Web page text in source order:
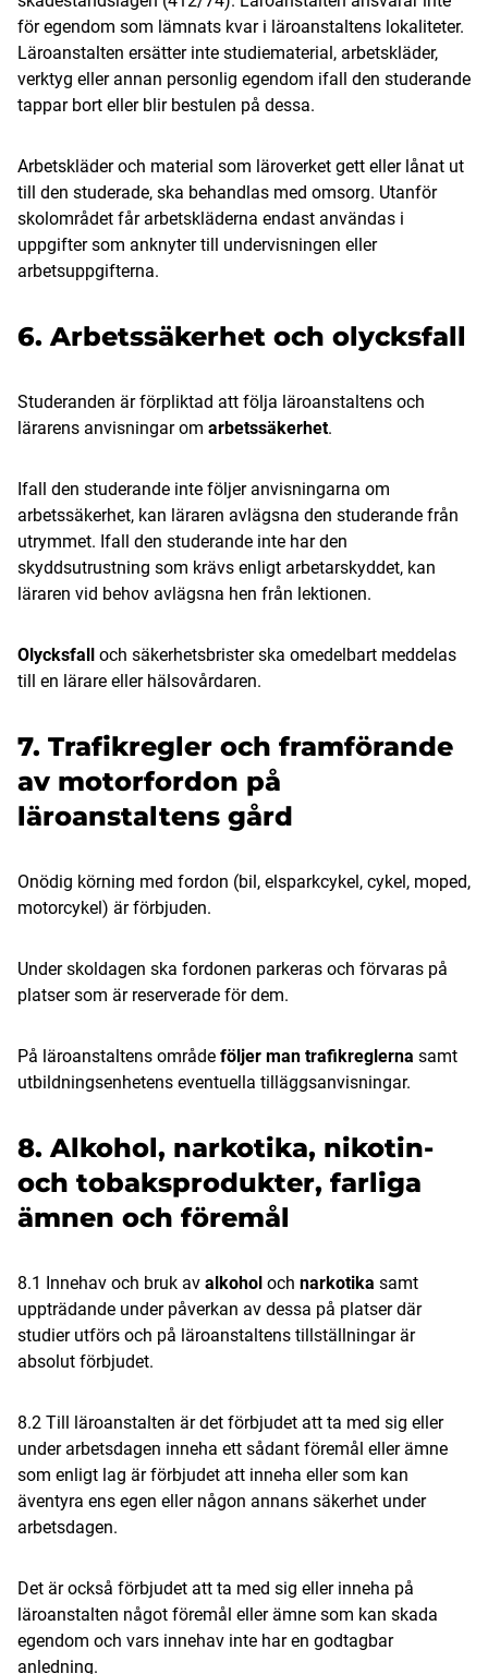
för egendom som lämnats kvar i läroanstaltens lokaliteter.
Läroanstalten ersätter inte studiematerial, arbetskläder,
verktyg eller annan personlig egendom ifall den studerande
tappar bort eller blir bestulen på dessa.
Arbetskläder och material som läroverket gett eller lånat ut
till den studerade, ska behandlas med omsorg. Utanför
skolområdet får arbetskläderna endast användas i
uppgifter som anknyter till undervisningen eller
arbetsuppgifterna.
6. Arbetssäkerhet och olycksfall
Studeranden är förpliktad att följa läroanstaltens och
lärarens anvisningar om arbetssäkerhet.
Ifall den studerande inte följer anvisningarna om
arbetssäkerhet, kan läraren avlägsna den studerande från
utrymmet. Ifall den studerande inte har den
skyddsutrustning som krävs enligt arbetarskyddet, kan
läraren vid behov avlägsna hen från lektionen.
Olycksfall
och säkerhetsbrister ska omedelbart meddelas
till en lärare eller hälsovårdaren.
7. Trafikregler och framförande
av motorfordon på
läroanstaltens gård
Onödig körning med fordon (bil, elsparkcykel, cykel, moped,
motorcykel) är förbjuden.
Under skoldagen ska fordonen parkeras och förvaras på
platser som är reserverade för dem.
På läroanstaltens område följer man trafikreglerna samt
utbildningsenhetens eventuella tilläggsanvisningar.
8. Alkohol, narkotika, nikotin-
och tobaksprodukter, farliga
ämnen och föremål
8.1 Innehav och bruk av alkohol och narkotika samt
uppträdande under påverkan av dessa på platser där
studier utförs och på läroanstaltens tillställningar är
absolut förbjudet.
8.2 Till läroanstalten är det förbjudet att ta med sig eller
under arbetsdagen inneha ett sådant föremål eller ämne
som enligt lag är förbjudet att inneha eller som kan
äventyra ens egen eller någon annans säkerhet under
arbetsdagen.
Det är också förbjudet att ta med sig eller inneha på
läroanstalten något föremål eller ämne som kan skada
egendom och vars innehav inte har en godtagbar
anledning.